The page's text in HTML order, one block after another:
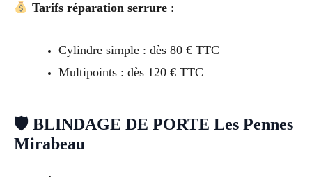
Tarifs réparation serrure:
Cylindre simple : dès 80 € TTC
Multipoints : dès 120 € TTC
🛡 BLINDAGE DE PORTE Les Pennes
Mirabeau